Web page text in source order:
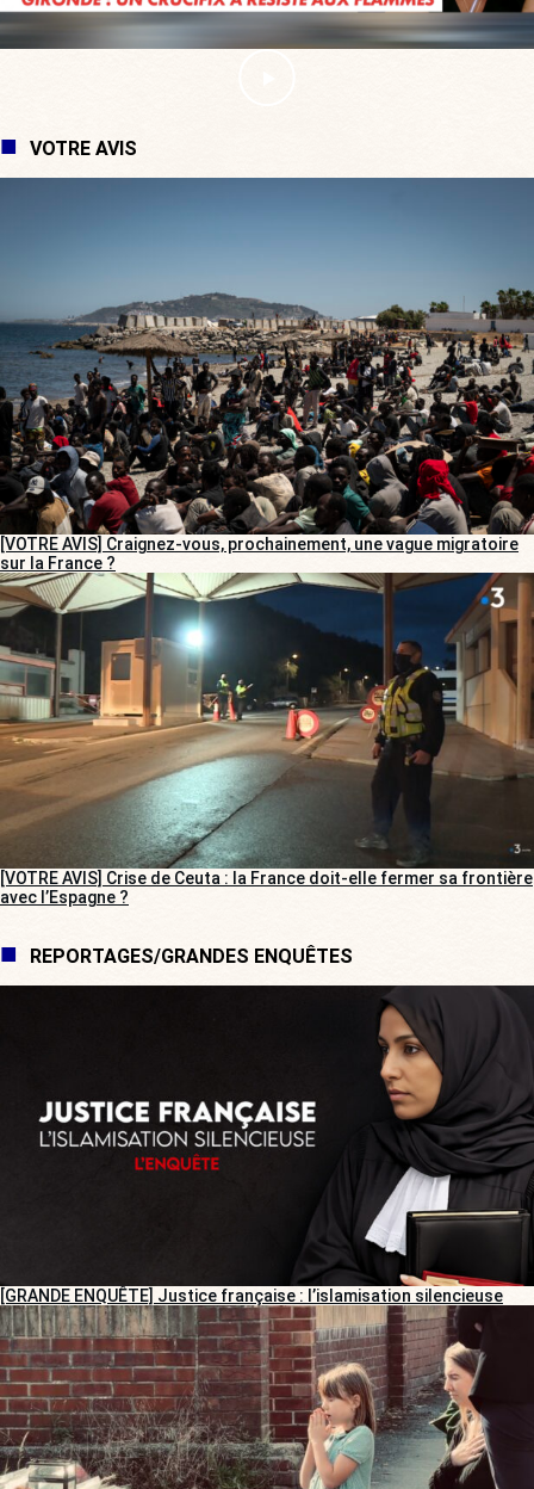
VOTRE AVIS
[VOTRE AVIS] Craignez-vous, prochainement, une vague migratoire
sur la France ?
[VOTRE AVIS] Crise de Ceuta : la France doit-elle fermer sa frontière
avec l’Espagne ?
REPORTAGES/GRANDES ENQUÊTES
[GRANDE ENQUÊTE] Justice française : l’islamisation silencieuse